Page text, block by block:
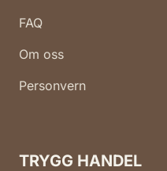
FAQ
Om oss
Personvern
TRYGG HANDEL